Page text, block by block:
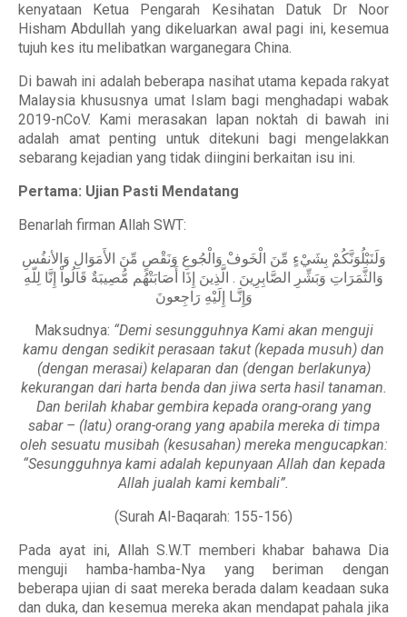
kenyataan Ketua Pengarah Kesihatan Datuk Dr Noor
Hisham Abdullah yang dikeluarkan awal pagi ini, kesemua
tujuh kes itu melibatkan warganegara China.
Di bawah ini adalah beberapa nasihat utama kepada rakyat
Malaysia khususnya umat Islam bagi menghadapi wabak
2019-nCoV. Kami merasakan lapan noktah di bawah ini
adalah amat penting untuk ditekuni bagi mengelakkan
sebarang kejadian yang tidak diingini berkaitan isu ini.
Pertama: Ujian Pasti Mendatang
Benarlah firman Allah SWT:
وَلَنَبْلُوَنَّكُمْ بِشَيْءٍ مِّنَ الْخَوفْ وَالْجُوعِ وَنَقْصٍ مِّنَ الأَمَوَالِ وَالأنفُسِ
وَالثَّمَرَاتِ وَبَشِّرِ الصَّابِرِينَ . الَّذِينَ إِذَا أَصَابَتْهُم مُّصِيبَةٌ قَالُواْ إِنَّا لِلّهِ
وَإِنَّـا إِلَيْهِ رَاجِعونَ
Maksudnya: “Demi sesungguhnya Kami akan menguji
kamu dengan sedikit perasaan takut (kepada musuh) dan
(dengan merasai) kelaparan dan (dengan berlakunya)
kekurangan dari harta benda dan jiwa serta hasil tanaman.
Dan berilah khabar gembira kepada orang-orang yang
sabar – (Iatu) orang-orang yang apabila mereka di timpa
oleh sesuatu musibah (kesusahan) mereka mengucapkan:
“Sesungguhnya kami adalah kepunyaan Allah dan kepada
Allah jualah kami kembali”.
(Surah Al-Baqarah: 155-156)
Pada ayat ini, Allah S.W.T memberi khabar bahawa Dia
menguji hamba-hamba-Nya yang beriman dengan
beberapa ujian di saat mereka berada dalam keadaan suka
dan duka, dan kesemua mereka akan mendapat pahala jika